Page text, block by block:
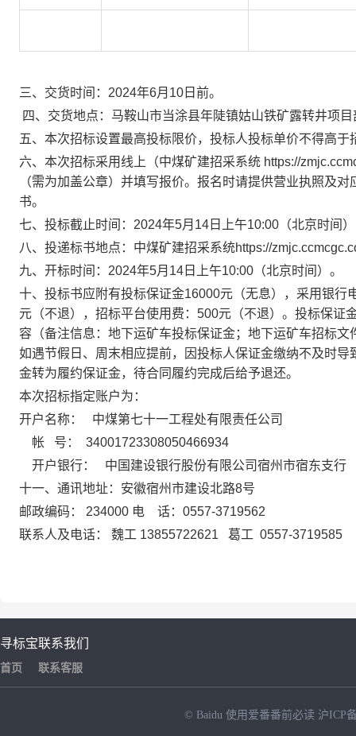
三、交货时间：2024年6月10日前。
四、交货地点：马鞍山市当涂县年陡镇姑山铁矿露转井项目
五、本次招标设置最高投标限价，投标人投标单价不得高
六、本次招标采用线上（中煤矿建招采系统 https://
（需为加盖公章）并填写报价。 报名时请提供营业执照及对
书。
七、投标截止时间：2024年5月14日上午10:00 （北京时间）
八、投递标书地点：中煤矿建招采系统https://
九、开标时间： 2024年5月14日上午10:00 （北京时间）。
十、投标书应附有投标保证金16000元（无息），采用银行
元（不退）
，招标平台使用费：500元（不退）。投标保证
容（备注信息：地下运矿车投标保证金；地下运矿车招标
如遇节假日、周末相应提前，因投标人保证金缴纳不及时
金转为履约保证金，待合同履约完成后给予退还。
本次招标指定账户为：
开户名称： 中煤第七十一工程处有限责任公司
帐 号： 34001723308050466934
开户银行： 中国建设银行股份有限公司宿州市宿东支行
十一、通讯地址：安徽宿州市建设北路8号
邮政编码： 234000 电 话：0557-3719562
联系人及电话： 魏工 13855722621 葛工 0557-3719585
寻标宝
首页
联系我们
联系客服
© Baidu 使用爱番番前必读 沪ICP